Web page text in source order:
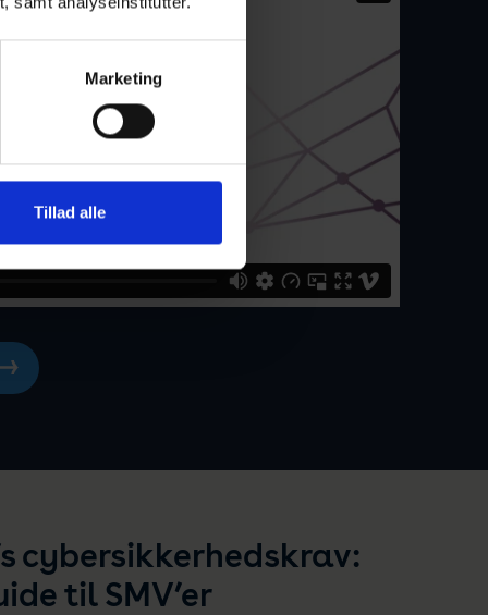
Marketing
Tillad alle
cybersikkerhedskrav:
til SMV’er